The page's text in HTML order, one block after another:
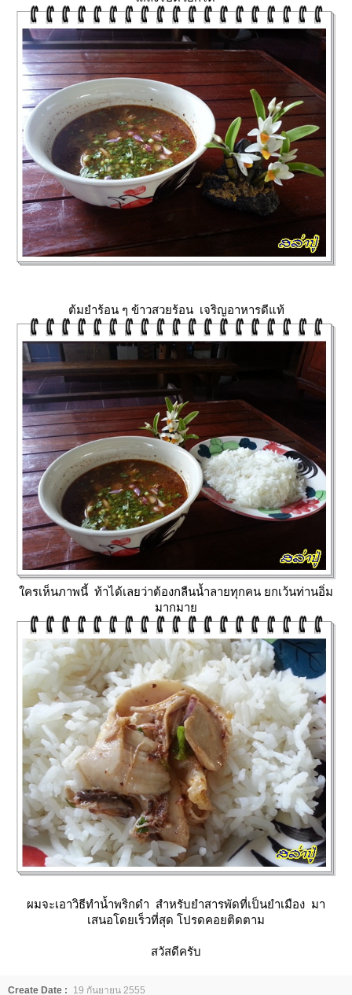
ต้มยำร้อน ๆ ข้าวสวยร้อน เจริญอาหารดีแท้
ครเห็นภาพนี้ ท้าได้เลยว่าต้องกลืนน้ำลายทุกคน กเว้นท่านอิ่ม
มากมา
ผมจะเอาวิธีทำน้ำพริกดำ สำหรับยำสารพัดที่เป็นยำเมือง มา
เสนอโดยเร็วที่สุด โปรดคอยติดตาม
สวัสดีครับ
Create Date :
19 กันยายน 2555